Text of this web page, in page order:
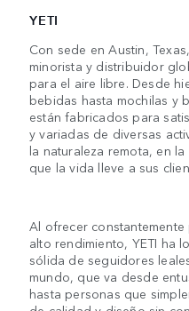
YETI
Con sede en Austin,
minorista y distribuidor
para el aire libre. Desde
bebidas hasta mochilas y
están fabricados para
y variadas de diversas
la naturaleza remota, en
que la vida lleve a sus
Al ofrecer
alto rendimiento, YETI ha
sólida de seguidores
mundo, que va desde
hasta personas que